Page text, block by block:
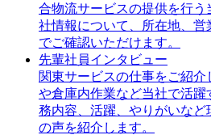
合物流サービスの提供を行
社情報について、所在地、営
でご確認いただけます。
先輩社員インタビュー
関東サービスの仕事をご紹介
や倉庫内作業など当社で活
務内容、活躍、やりがいな
の声を紹介します。